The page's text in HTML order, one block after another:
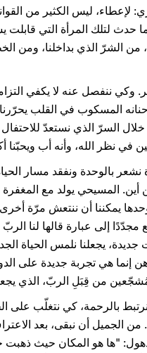
ليس الكثير من
حدث لتلك المرأة التي
القدس، من الشرّ الذي بداخلنا،
ننفصل عنه لا يكفي
المسكوب في القلب
السرّ الذي نستعدّ للاحتفال
في نظر الله، وأنه أب ويحبّنا
بالوحدة ونفقد مسار
المسيحي يولد مع المغفرة
يمكننا أن ننتعش مرّة
إلى عبارة قالها لنا الربّ
جديدة، يجعلنا نلمس
هي تجربة جديدة على
من قِبَلِ الربّ، الذي
بالرحمة، كي نتغلّب على
إنه أمر مهمّ. من الجميل أن نبقى،
"ها هو المكان حيث